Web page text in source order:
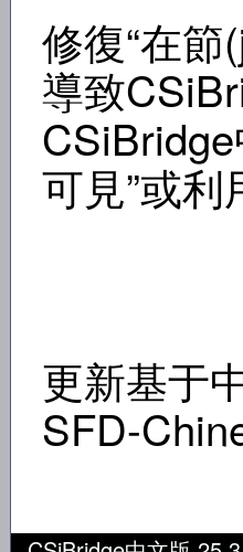
修復“在節
導致
可見”或
更新基于
SFD-